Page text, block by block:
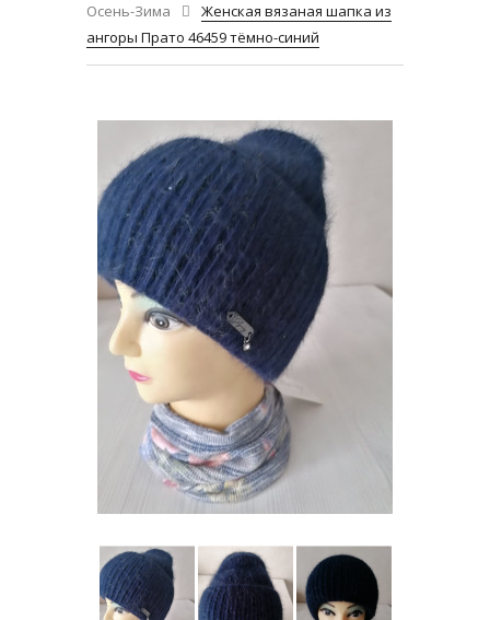
Осень-Зима
Женская вязаная шапка из
ангоры Прато 46459 тёмно-синий